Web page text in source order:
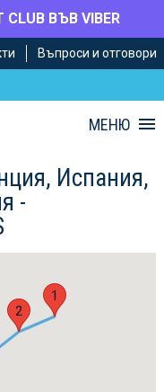
ВЪВ VIBER
Въпроси и отговори
МЕНЮ
Испания,
-
1
2